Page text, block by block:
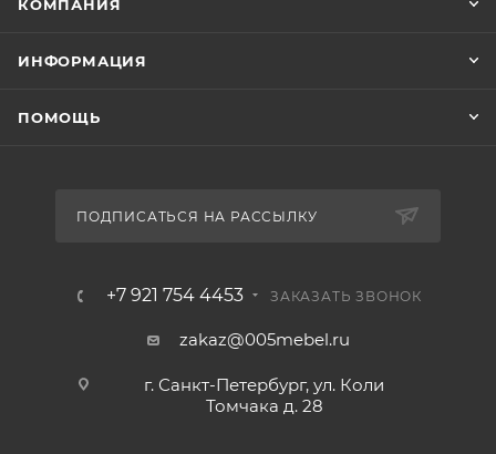
КОМПАНИЯ
ИНФОРМАЦИЯ
ПОМОЩЬ
ПОДПИСАТЬСЯ НА РАССЫЛКУ
+7 921 754 4453 ЗАКАЗАТЬ ЗВОНОК
zakaz@005mebel.ru
г. Санкт-Петербург, ул. Коли
Томчака д. 28